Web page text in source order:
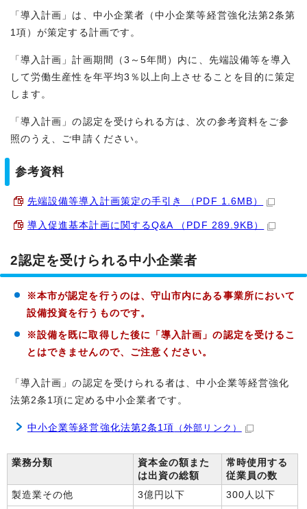
「導入計画」は、中小企業者（中小企業等経営強化法第2条第
1項）が策定する計画です。
「導入計画」計画期間（3～5年間）内に、先端設備等を導入
して労働生産性を年平均3％以上向上させることを目的に策定
します。
「導入計画」の認定を受けられる方は、次の参考資料をご参
照のうえ、ご申請ください。
参考資料
先端設備等導入計画策定の手引き （PDF 1.6MB）
導入促進基本計画に関するQ&A （PDF 289.9KB）
2認定を受けられる中小企業者
※本市が認定を行うのは、守山市内にある事業所において
設備投資を行うものです。
※設備を既に取得した後に「導入計画」の認定を受けるこ
とはできませんので、ご注意ください。
「導入計画」の認定を受けられる者は、中小企業等経営強化
法第2条1項に定める中小企業者です。
中小企業等経営強化法第2条1項 （外部リンク）
業務分類
資本金の額また
は出資の総額
常時使用する
従業員の数
製造業その他
3億円以下 300人以下